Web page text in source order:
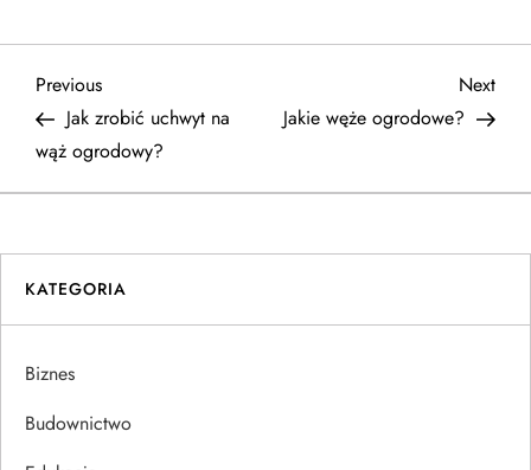
N
a
w
i
g
a
c
Previous
Post
Previous
Jak zrobić uchwyt na
wąż ogrodowy?
Next
Post
Next
Jakie węże ogrodowe?
KATEGORIA
Biznes
Budownictwo